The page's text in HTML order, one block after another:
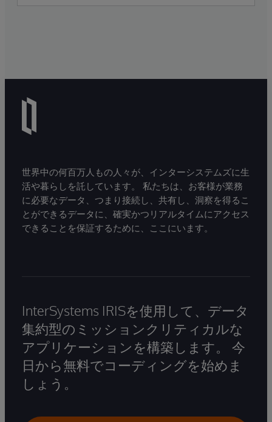
世界中の何百万人もの人々が、インターシステムズに生
活や暮らしを託しています。 私たちは、お客様が業務
に必要なデータ、つまり接続し、共有し、洞察を得るこ
とができるデータに、確実かつリアルタイムにアクセス
できることを保証するために、ここにいます。
InterSystems IRISを使用して、データ
集約型のミッションクリティカルな
アプリケーションを構築します。 今
日から無料でコーディングを始めま
しょう。